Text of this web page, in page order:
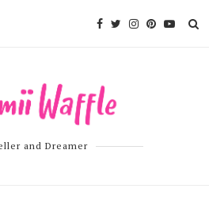
and Dreamer